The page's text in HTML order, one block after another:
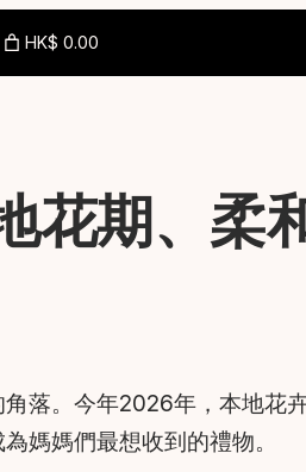
HK$ 0.00
花期、柔
落。今年2026年，本地
媽媽們最想收到的禮物。